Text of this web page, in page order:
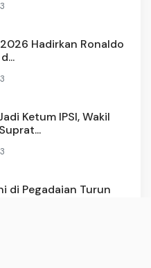
Hadirkan Ronaldo
Ketum IPSI, Wakil
di Pegadaian Turun